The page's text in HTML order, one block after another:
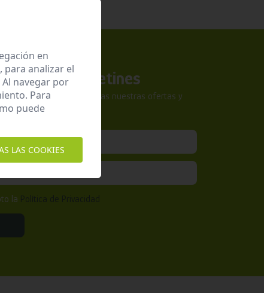
nuestros boletines
newsletter y no te pierdas nuestras ofertas y
la
en
analizar el
navegar por
Para
puede
LAS COOKIES